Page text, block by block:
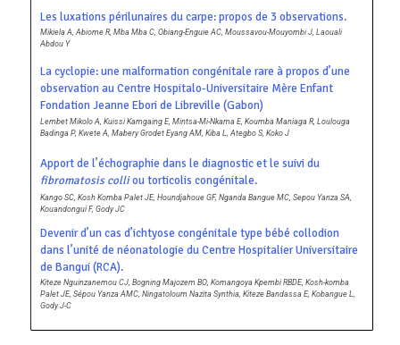
Les luxations périlunaires du carpe: propos de 3 observations.
Mikiela A, Abiome R, Mba Mba C, Obiang-Enguie AC, Moussavou-Mouyombi J, Laouali
Abdou Y
La cyclopie: une malformation congénitale rare à propos d’une
observation au Centre Hospitalo-Universitaire Mère Enfant
Fondation Jeanne Ebori de Libreville (Gabon)
Lembet Mikolo A, Kuissi Kamgaing E, Mintsa-Mi-Nkama E, Koumba Maniaga R, Loulouga
Badinga P, Kwete A, Mabery Grodet Eyang AM, Kiba L, Ategbo S, Koko J
Apport de l’échographie dans le diagnostic et le suivi du
fibromatosis colliou torticolis congénitale.
Kango SC, Kosh Komba Palet JE, Houndjahoue GF, Nganda Bangue MC, Sepou Yanza SA,
Kouandongui F, Gody JC
Devenir d’un cas d’ichtyose congénitale type bébé collodion
dans l’unité de néonatologie du Centre Hospitalier Universitaire
de Bangui (RCA).
Kiteze Nguinzanemou CJ, Bogning Majozem BO, Komangoya Kpembi RBDE, Kosh-komba
Palet JE, Sépou Yanza AMC, Ningatoloum Nazita Synthia, Kiteze Bandassa E, Kobangue L,
Gody J-C